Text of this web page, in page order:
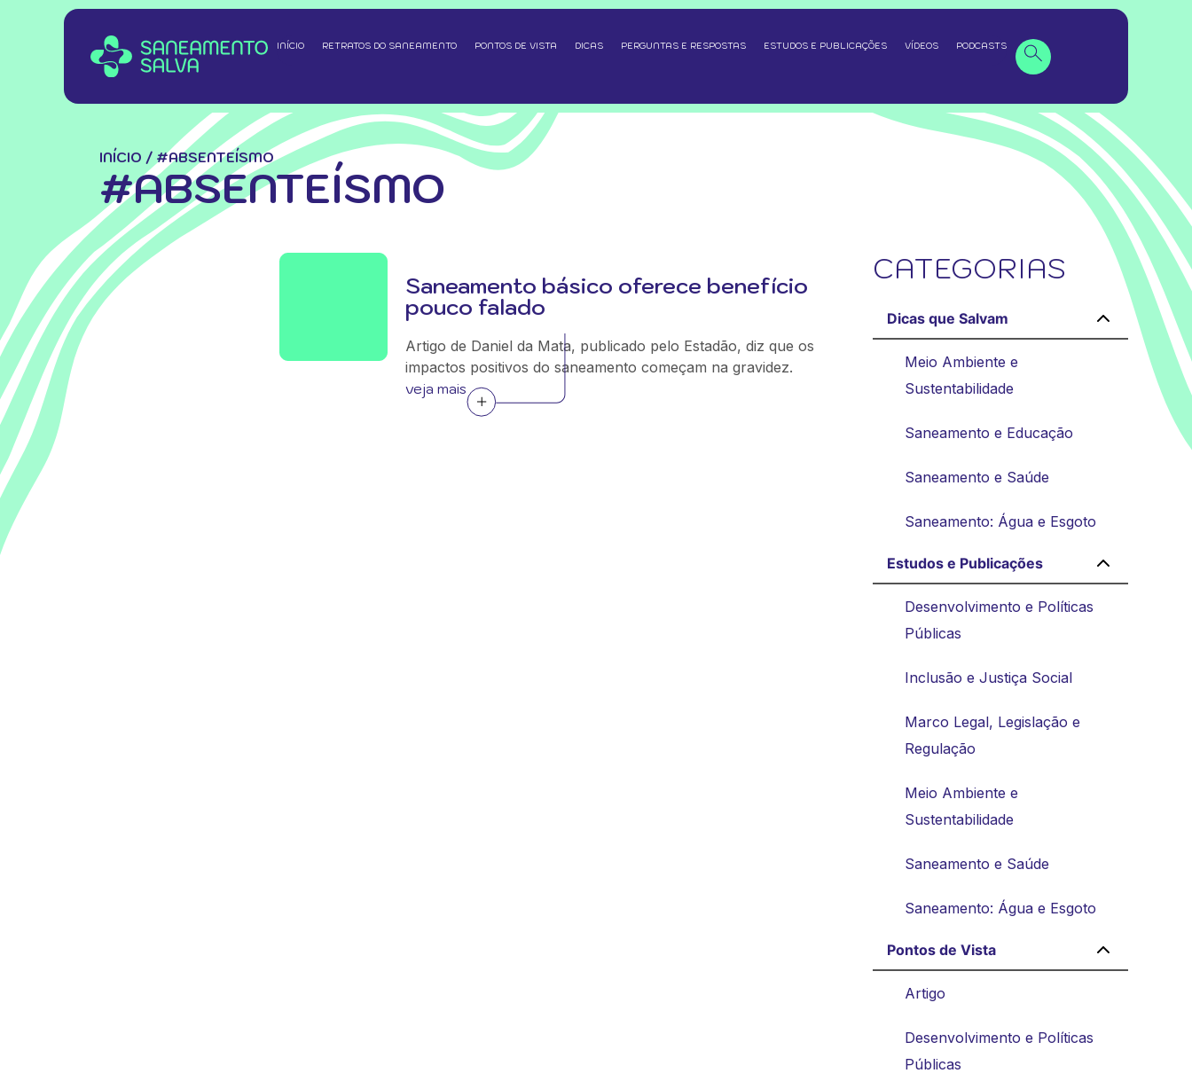
INÍCIO RETRATOS DO SANEAMENTO PONTOS DE VISTA DICAS PERGUNTAS E RESPOSTAS ESTUDOS E PUBLICAÇÕES VÍDEOS PODCASTS
INÍCIO / #ABSENTEÍSMO
#ABSENTEÍSMO
Saneamento básico oferece benefício
pouco falado
Artigo de Daniel da Mata, publicado pelo Estadão, diz que os
impactos positivos do saneamento começam na gravidez.
veja mais
CATEGORIAS
Dicas que Salvam
Meio Ambiente e
Sustentabilidade
Saneamento e Educação
Saneamento e Saúde
Saneamento: Água e Esgoto
Estudos e Publicações
Desenvolvimento e Políticas
Públicas
Inclusão e Justiça Social
Marco Legal, Legislação e
Regulação
Meio Ambiente e
Sustentabilidade
Saneamento e Saúde
Saneamento: Água e Esgoto
Pontos de Vista
Artigo
Desenvolvimento e Políticas
Públicas